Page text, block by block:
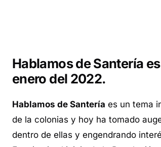
Hablamos de Santería
enero del 2022.
Hablamos de Santería es un tema
de la colonias y hoy ha tomado
dentro de ellas y engendrando